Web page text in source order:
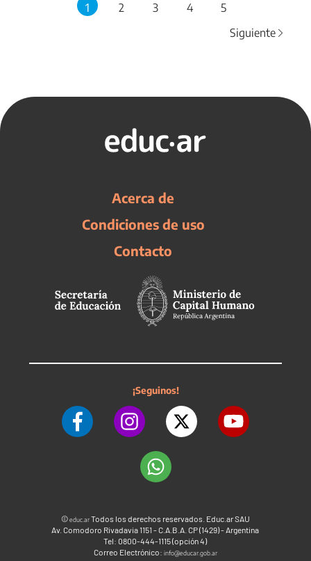
1 2 3 4
5
Siguiente
Acerca de
Condiciones de uso
Contacto
¡Seguinos!
©educ.arTodos los derechos reservados. Educ.ar SAU
Av. Comodoro Rivadavia 1151 - C.A.B.A. CP (1429) - Argentina
Tel: 0800-444-1115 (opción 4)
Correo Electrónico: info@educar.gob.ar